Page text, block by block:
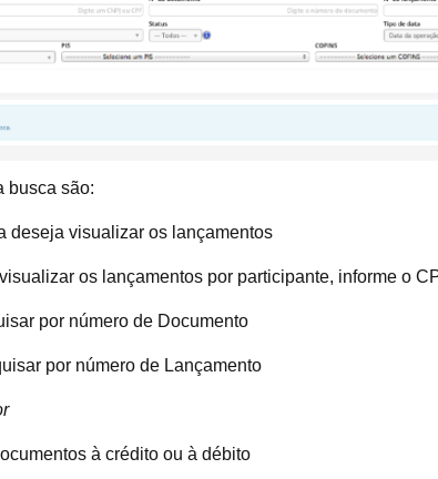
busca são:
deseja visualizar os lançamentos
os lançamentos por participante, informe o
por número de Documento
por número de Lançamento
à crédito ou à débito